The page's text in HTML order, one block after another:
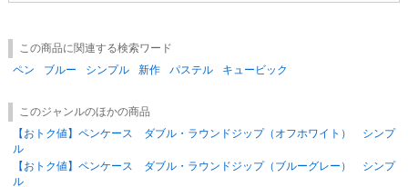
この商品に関連する検索ワード
ペン
ブルー シンプル 新作 パステル キュービック
このジャンルのほかの商品
【おトク値】ペンケース ダブル・ラウンドジップ（オフホワイト） シンプ
ル
【おトク値】ペンケース ダブル・ラウンドジップ（ブルーグレー） シンプ
ル